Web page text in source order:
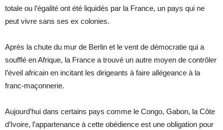
totale ou l’égalité ont été liquidés par la France, un pays qui ne
peut vivre sans ses ex colonies.
Après la chute du mur de Berlin et le vent de démocratie qui a
soufflé en Afrique, la France a trouvé un autre moyen de contrôler
l’éveil africain en incitant les dirigeants à faire allégeance à la
franc-maçonnerie.
Aujourd’hui dans certains pays comme le Congo, Gabon, la Côte
d’Ivoire, l’appartenance à cette obédience est une obligation pour